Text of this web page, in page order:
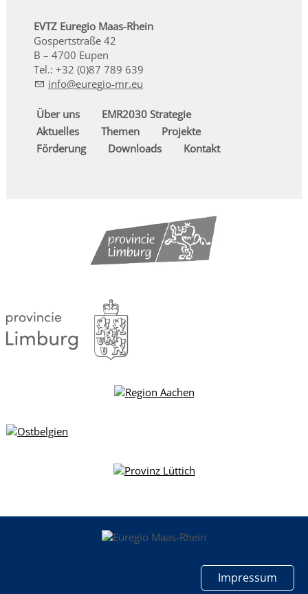
EVTZ Euregio Maas-Rhein
Gospertstraße 42
B – 4700 Eupen
Tel.: +32 (0)87 789 639
nf
r g -mr
Über uns
EMR2030 Strategie
Aktuelles
Themen
Projekte
Förderung
Downloads Kontakt
Impressum